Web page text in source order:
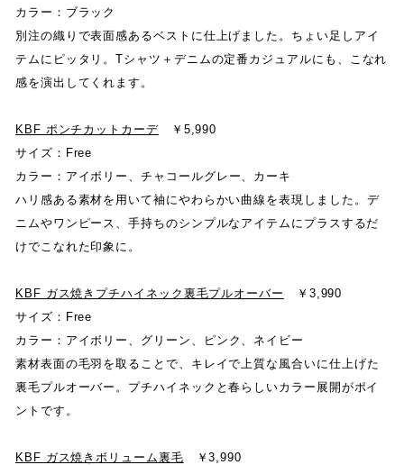
カラー ： ブラック
別注の織りで表面感あるベストに仕上げました 。 ちょい足しアイ
テムにピッタリ 。Tシャツ＋デニムの定番カジュアルにも 、 こなれ
感を演出してくれます 。
KBF ポンチカットカーデ￥ 5,990
サイズ ： Free
カラー ： アイボリー 、チャコールグレー、 カーキ
ハリ感ある素材を用いて袖にやわらかい曲線を表現しました 。 デ
ニムやワンピース 、手持ちのシンプルなアイテムにプラスするだ
けでこなれた印象に 。
KBF ガス焼きプチハイネック裏毛プルオーバー ￥ 3,990
サイズ ： Free
カラー ： アイボリー 、 グリーン 、 ピンク 、 ネイビー
素材表面の毛羽を取ることで、 キレイで上質な風合いに仕上げた
裏毛プルオーバー 。 プチハイネックと春らしいカラー展開がポイ
ントです 。
KBF ガス焼きボリューム裏毛 ￥3,990